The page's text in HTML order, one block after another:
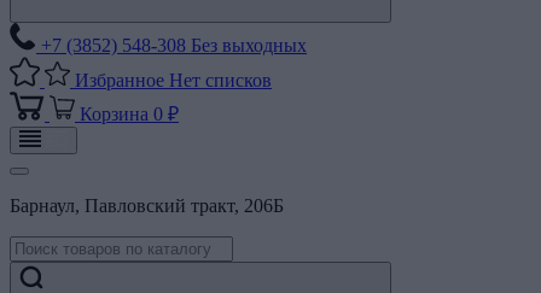
+7 (3852) 548-308 Без выходных
Избранное Нет списков
Корзина 0 ₽
Барнаул, Павловский тракт, 206Б